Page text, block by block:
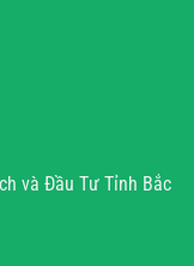
và Đầu Tư Tỉnh Bắc